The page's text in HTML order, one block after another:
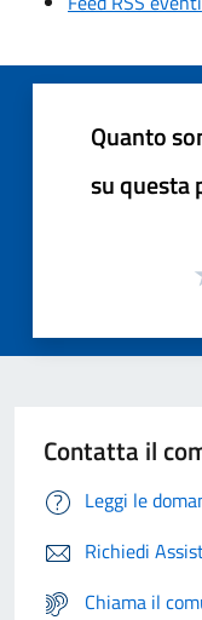
Quanto
su questa
Contatta il
Leggi le
Richiedi
Chiama il